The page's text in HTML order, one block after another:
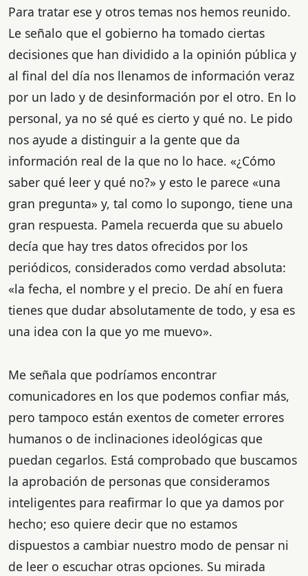
Para tratar ese y otros temas nos hemos reunido.
Le señalo que el gobierno ha tomado ciertas
decisiones que han dividido a la opinión pública y
al final del día nos llenamos de información veraz
por un lado y de desinformación por el otro. En lo
personal, ya no sé qué es cierto y qué no. Le pido
nos ayude a distinguir a la gente que da
información real de la que no lo hace. «¿Cómo
saber qué leer y qué no?» y esto le parece «una
gran pregunta» y, tal como lo supongo, tiene una
gran respuesta. Pamela recuerda que su abuelo
decía que hay tres datos ofrecidos por los
periódicos, considerados como verdad absoluta:
«la fecha, el nombre y el precio. De ahí en fuera
tienes que dudar absolutamente de todo, y esa es
una idea con la que yo me muevo».
Me señala que podríamos encontrar
comunicadores en los que podemos confiar más,
pero tampoco están exentos de cometer errores
humanos o de inclinaciones ideológicas que
puedan cegarlos. Está comprobado que buscamos
la aprobación de personas que consideramos
inteligentes para reafirmar lo que ya damos por
hecho; eso quiere decir que no estamos
dispuestos a cambiar nuestro modo de pensar ni
de leer o escuchar otras opciones. Su mirada